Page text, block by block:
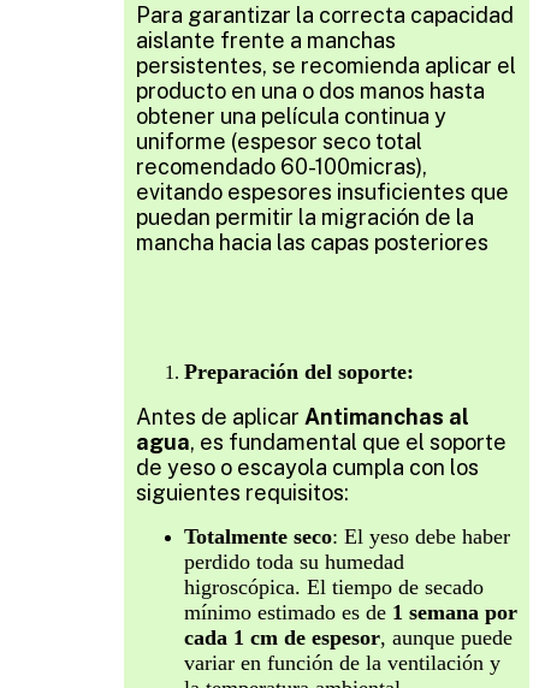
Para garantizar la correcta capacidad
aislante frente a manchas
persistentes, se recomienda aplicar el
producto en una o dos manos hasta
obtener una película continua y
uniforme (espesor seco total
recomendado 60-100micras),
evitando espesores insuficientes que
puedan permitir la migración de la
mancha hacia las capas posteriores
Preparación del soporte:
Antes de aplicar Antimanchas al
agua, es fundamental que el soporte
de yeso o escayola cumpla con los
siguientes requisitos:
Totalmente seco: El yeso debe haber
perdido toda su humedad
higroscópica. El tiempo de secado
mínimo estimado es de 1 semana por
cada 1 cm de espesor, aunque puede
variar en función de la ventilación y